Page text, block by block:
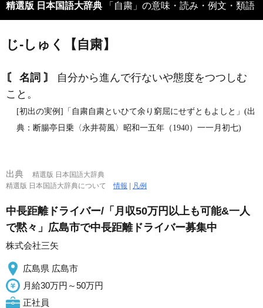
精選版 日本国語大辞典 「自粛」の意味・読み・例文・類語
じ‐しゅく【自粛】
〘 名詞 〙
自分から進んで行ないや態度をつつしむ
こと。
[初出の実例]「自粛自粛といひて余り窮屈にせずともよしと」(出
典：断腸亭日乗〈永井荷風〉昭和一五年（1940）一一月初七)
出典
精選版 日本国語大辞典
精選版 日本国語大辞典について情報 凡例
中長距離ドライバー/「月収50万円以上も可能&一人
で黙々」広島市で中長距離ドライバー募集中
株式会社三矢
広島県 広島市
月給30万円～50万円
正社員